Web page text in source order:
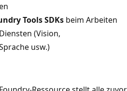
Tools SDKs beim Arbeiten
(Vision,
usw.)